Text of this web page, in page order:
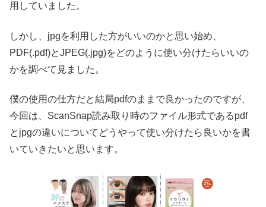
用していました。
しかし、jpgを利用した方がいいのかと思い始め、
PDF(.pdf)とJPEG(.jpg)をどのように使い分けたらいいの
かを調べて見ました。
僕の使用の仕方だと結局pdfのままで良かったのですが、
今回は、ScanSnap読み取り時のファイル形式であるpdf
とjpgの違いについてどうやって使い分けたら良いかを書
いていきたいと思います。